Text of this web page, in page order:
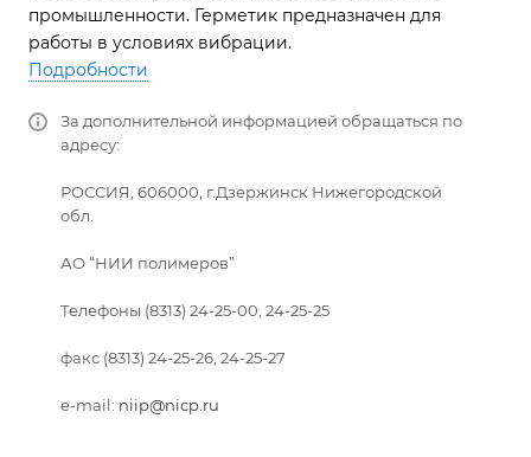
промышленности. Герметик предназначен для
работы в условиях вибрации.
Подробности
За дополнительной информацией обращаться по
адресу:
РОССИЯ, 606000, г.Дзержинск Нижегородской
обл.
АО “НИИ полимеров”
Телефоны (8313) 24-25-00, 24-25-25
факс (8313) 24-25-26, 24-25-27
е-mail: niip@nicp.ru